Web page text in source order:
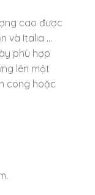
cao được
và Italia …
phù hợp
lên một
cong hoặc